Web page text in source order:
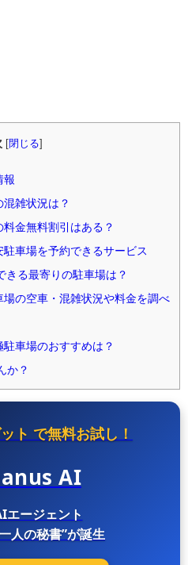
閉じる
報
雑状況は？
金無料割引はある？
車場を予約できるサービス
きる最寄りの駐車場は？
の空車・混雑状況や料金を調べ
車場のおすすめは？
か？
ト で無料お試し！
AI
エージェント
人の秘書”が誕生